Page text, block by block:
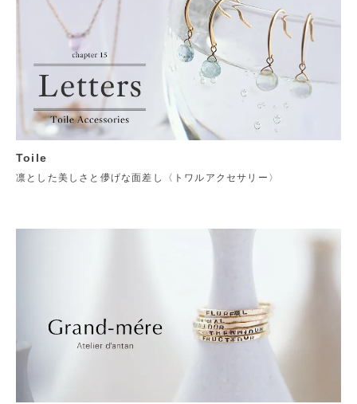
Toile
凛とした美しさと儚げな面差し〈トワルアクセサリー〉